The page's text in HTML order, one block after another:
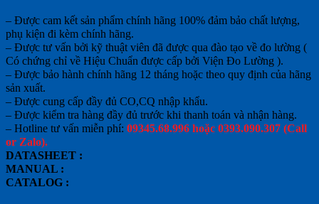
– Được cam kết sản phẩm chính hãng 100% đảm bảo chất lượng,
phụ kiện đi kèm chính hãng.
– Được tư vấn bởi kỹ thuật viên đã được qua đào tạo về đo lường (
Có chứng chỉ về Hiệu Chuẩn được cấp bởi Viện Đo Lường ).
– Được bảo hành chính hãng 12 tháng hoặc theo quy định của hãng
sản xuất.
– Được cung cấp đầy đủ CO,CQ nhập khẩu.
– Được kiểm tra hàng đầy đủ trước khi thanh toán và nhận hàng.
– Hotline tư vấn miễn phí: 09345.68.996 hoặc 0393.090.307 (Call
or Zalo).
DATASHEET :
MANUAL :
CATALOG :